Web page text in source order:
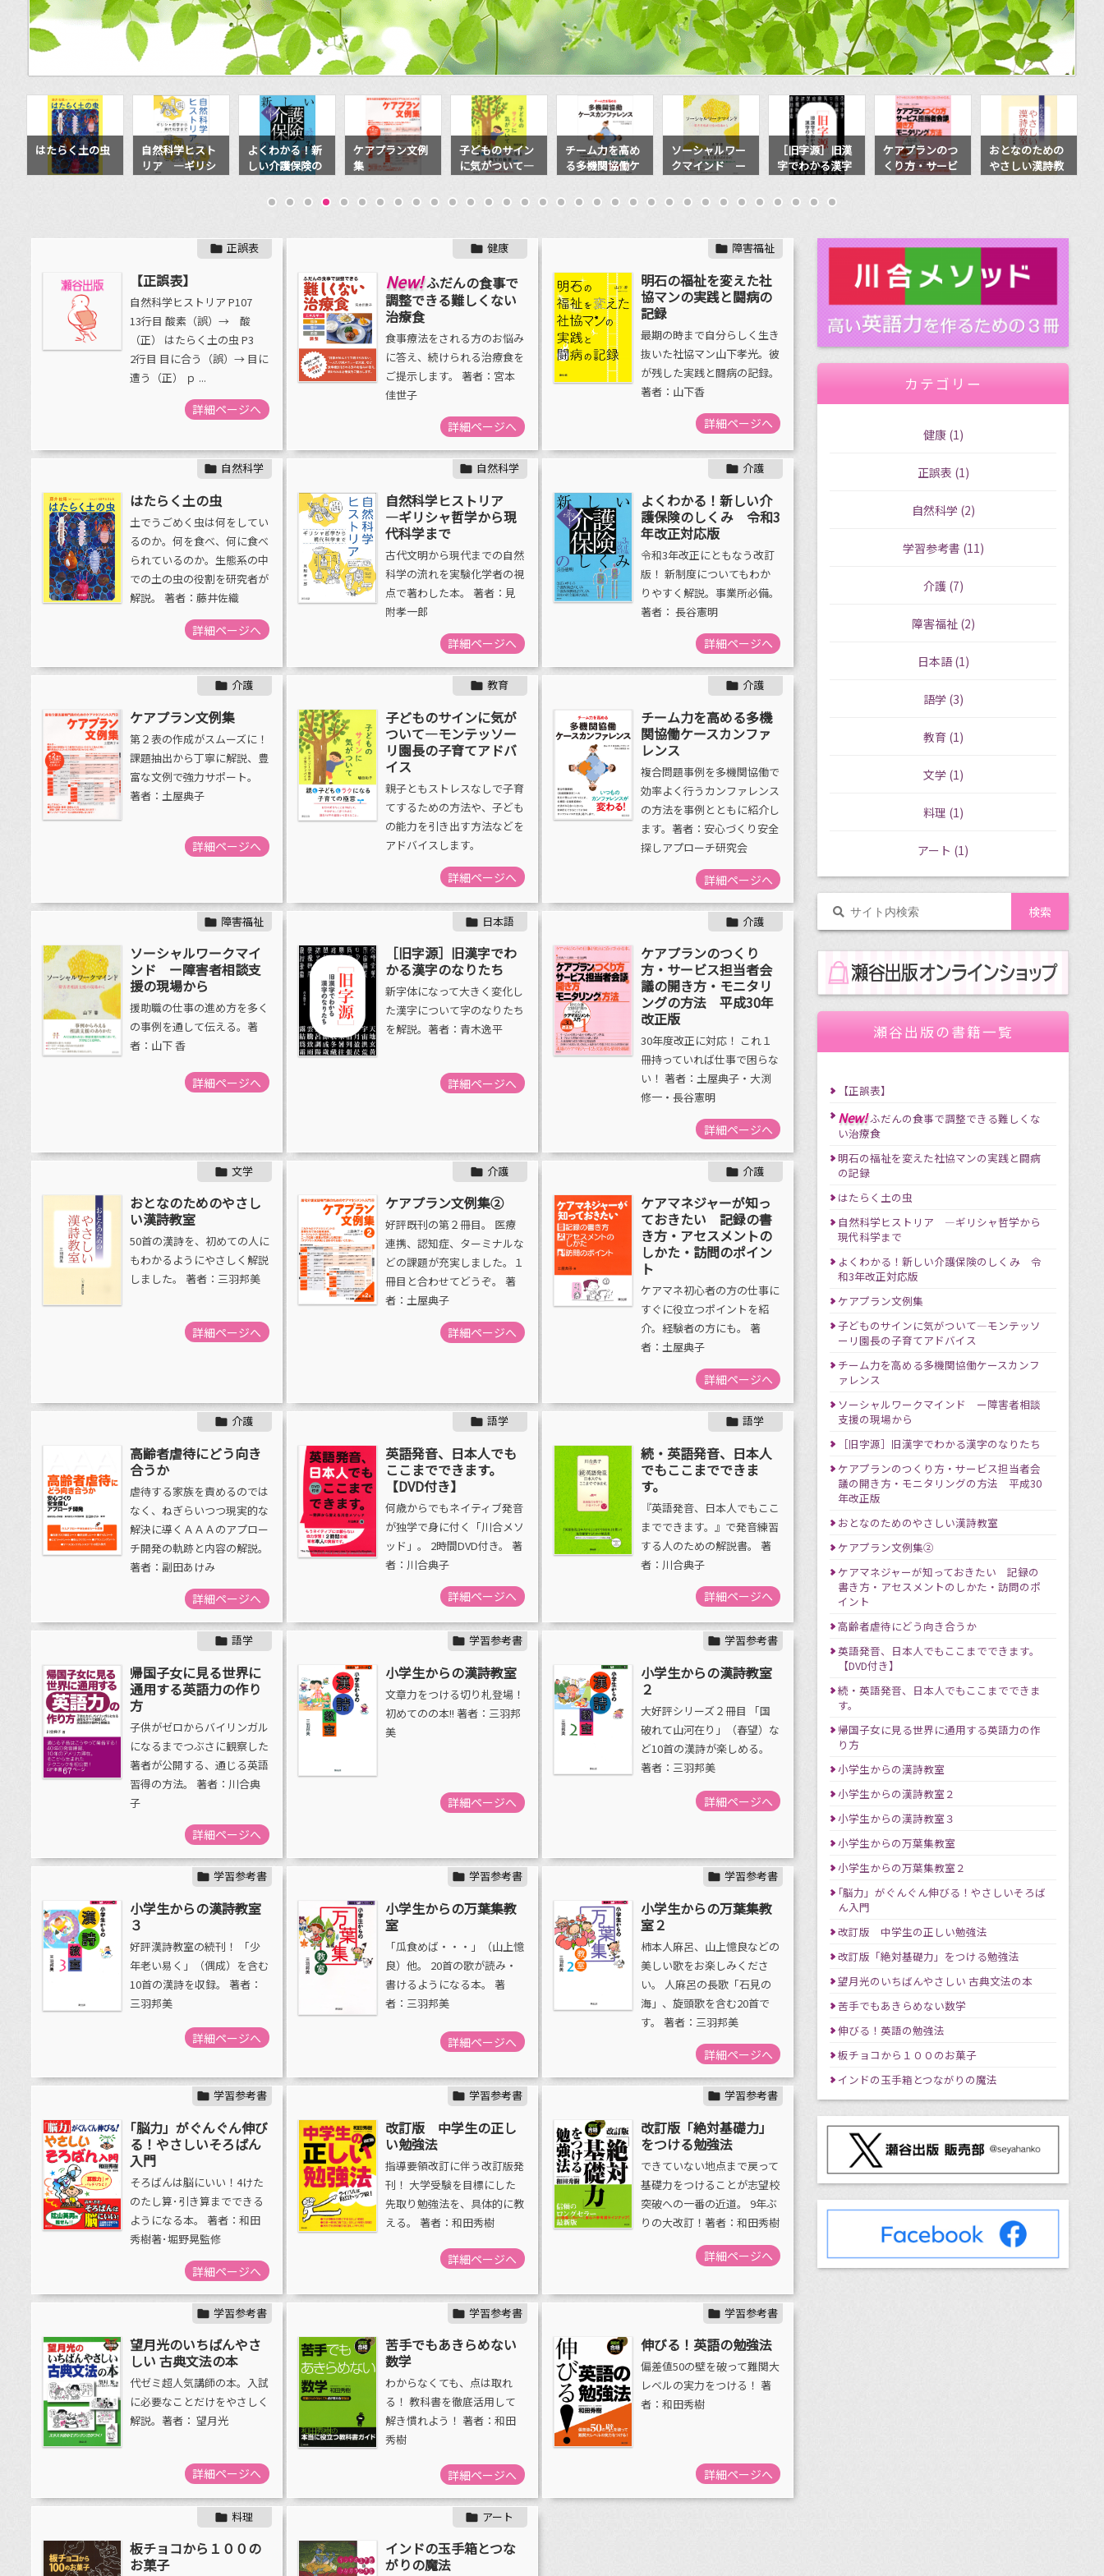
自然科学ヒスト
リア ―ギリシ
よくわかる！新
しい介護保険の
ケアプラン文例
集
子どものサイン
に気がついて―
園長の子育てア
ドバイス
チーム力を高め
る多機関協働ケ
ンス
ソーシャルワー
クマインド ー
の現場から
［旧字源］旧漢
字でわかる漢字
ケアプランのつ
くり方・サービ
開き方・モニタ
リングの方法
おとなのための
やさしい漢詩教
ケアプラン文例
集②
 正誤表
【正誤表】
自然科学ヒストリア P107
13行目 酸素（誤）→ 酸
（正） はたらく土の虫 P3
2行目 目に合う（誤）→ 目に
遭う（正） ｐ ...
詳細ページへ
 健康
New!ふだんの食事で
調整できる難しくない
治療食
食事療法をされる方のお悩み
に答え、続けられる治療食を
ご提示します。 著者：宮本
佳世子
詳細ページへ
 障害福祉
明石の福祉を変えた社
協マンの実践と闘病の
記録
最期の時まで自分らしく生き
抜いた社協マン山下孝光。彼
が残した実践と闘病の記録。
著者：山下香
詳細ページへ
 自然科学
はたらく土の虫
土でうごめく虫は何をしてい
るのか。何を食べ、何に食べ
られているのか。生態系の中
での土の虫の役割を研究者が
解説。 著者：藤井佐織
詳細ページへ
 自然科学
自然科学ヒストリア
―ギリシャ哲学から現
代科学まで
古代文明から現代までの自然
科学の流れを実験化学者の視
点で著わした本。 著者：見
附孝一郎
詳細ページへ
 介護
よくわかる！新しい介
護保険のしくみ 令和3
年改正対応版
令和3年改正にともなう改訂
版！ 新制度についてもわか
りやすく解説。事業所必備。
著者： 長谷憲明
詳細ページへ
 介護
ケアプラン文例集
第２表の作成がスムーズに！
課題抽出から丁寧に解説、豊
富な文例で強力サポート。
著者：土屋典子
詳細ページへ
 教育
子どものサインに気が
ついて―モンテッソー
リ園長の子育てアドバ
イス
親子ともストレスなしで子育
てするための方法や、子ども
の能力を引き出す方法などを
アドバイスします。
詳細ページへ
 介護
チーム力を高める多機
関協働ケースカンファ
レンス
複合問題事例を多機関協働で
効率よく行うカンファレンス
の方法を事例とともに紹介し
ます。著者：安心づくり安全
探しアプローチ研究会
詳細ページへ
 障害福祉
ソーシャルワークマイ
ンド ー障害者相談支
援の現場から
援助職の仕事の進め方を多く
の事例を通して伝える。著
者：山下 香
詳細ページへ
 日本語
［旧字源］旧漢字でわ
かる漢字のなりたち
新字体になって大きく変化し
た漢字について字のなりたち
を解説。著者：青木逸平
詳細ページへ
 介護
ケアプランのつくり
方・サービス担当者会
議の開き方・モニタリ
ングの方法 平成30年
改正版
30年度改正に対応！ これ１
冊持っていれば仕事で困らな
い！ 著者：土屋典子・大渕
修一・長谷憲明
詳細ページへ
 文学
おとなのためのやさし
い漢詩教室
50首の漢詩を、初めての人に
もわかるようにやさしく解説
しました。 著者：三羽邦美
詳細ページへ
 介護
ケアプラン文例集②
好評既刊の第２冊目。 医療
連携、認知症、ターミナルな
どの課題が充実しました。１
冊目と合わせてどうぞ。 著
者：土屋典子
詳細ページへ
 介護
ケアマネジャーが知っ
ておきたい 記録の書
き方・アセスメントの
しかた・訪問のポイン
ト
ケアマネ初心者の方の仕事に
すぐに役立つポイントを紹
介。経験者の方にも。 著
者：土屋典子
詳細ページへ
 介護
高齢者虐待にどう向き
合うか
虐待する家族を責めるのでは
なく、ねぎらいつつ現実的な
解決に導くＡＡＡのアプロー
チ開発の軌跡と内容の解説。
著者：副田あけみ
詳細ページへ
 語学
英語発音、日本人でも
ここまでできます。
【DVD付き】
何歳からでもネイティブ発音
が独学で身に付く「川合メソ
ッド」。 2時間DVD付き。 著
者：川合典子
詳細ページへ
 語学
続・英語発音、日本人
でもここまでできま
す。
『英語発音、日本人でもここ
までできます。』で発音練習
する人のための解説書。 著
者：川合典子
詳細ページへ
 語学
帰国子女に見る世界に
通用する英語力の作り
方
子供がゼロからバイリンガル
になるまでつぶさに観察した
著者が公開する、通じる英語
習得の方法。 著者：川合典
子
詳細ページへ
 学習参考書
小学生からの漢詩教室
文章力をつける切り札登場！
初めてのの本!! 著者：三羽邦
美
詳細ページへ
 学習参考書
小学生からの漢詩教室
２
大好評シリーズ２冊目 「国
破れて山河在り」（春望）な
ど10首の漢詩が楽しめる。
著者：三羽邦美
詳細ページへ
 学習参考書
小学生からの漢詩教室
３
好評漢詩教室の続刊！ 「少
年老い易く」（偶成）を含む
10首の漢詩を収録。 著者：
三羽邦美
詳細ページへ
 学習参考書
小学生からの万葉集教
室
「瓜食めば・・・」（山上憶
良）他。 20首の歌が読み・
書けるようになる本。 著
者：三羽邦美
詳細ページへ
 学習参考書
小学生からの万葉集教
室２
柿本人麻呂、山上憶良などの
美しい歌をお楽しみくださ
い。 人麻呂の長歌「石見の
海」、旋頭歌を含む20首で
す。 著者：三羽邦美
詳細ページへ
 学習参考書
｢脳力」がぐんぐん伸び
る！やさしいそろばん
入門
そろばんは脳にいい！4けた
のたし算･引き算までできる
ようになる本。 著者：和田
秀樹著･堀野晃監修
詳細ページへ
 学習参考書
改訂版 中学生の正し
い勉強法
指導要領改訂に伴う改訂版発
刊！ 大学受験を目標にした
先取り勉強法を、具体的に教
える。 著者：和田秀樹
詳細ページへ
 学習参考書
改訂版「絶対基礎力」
をつける勉強法
できていない地点まで戻って
基礎力をつけることが志望校
突破への一番の近道。 9年ぶ
りの大改訂！著者：和田秀樹
詳細ページへ
 学習参考書
望月光のいちばんやさ
しい 古典文法の本
代ゼミ超人気講師の本。入試
に必要なことだけをやさしく
解説。著者： 望月光
詳細ページへ
 学習参考書
苦手でもあきらめない
数学
わからなくても、点は取れ
る！ 教科書を徹底活用して
解き慣れよう！ 著者：和田
秀樹
詳細ページへ
 学習参考書
伸びる！英語の勉強法
偏差値50の壁を破って難関大
レベルの実力をつける！ 著
者：和田秀樹
詳細ページへ
 料理
板チョコから１００の
お菓子
 アート
インドの玉手箱とつな
がりの魔法
カテゴリー
健康 (1)
正誤表 (1)
自然科学 (2)
学習参考書 (11)
介護 (7)
障害福祉 (2)
日本語(1)
語学 (3)
教育 (1)
文学 (1)
料理 (1)
アート (1)
瀬谷出版の書籍一覧
【正誤表】
New!ふだんの食事で調整できる難しくな
い治療食
明石の福祉を変えた社協マンの実践と闘病
の記録
はたらく土の虫
自然科学ヒストリア ―ギリシャ哲学から
現代科学まで
よくわかる！新しい介護保険のしくみ 令
和3年改正対応版
ケアプラン文例集
子どものサインに気がついて―モンテッソ
ーリ園長の子育てアドバイス
チーム力を高める多機関協働ケースカンフ
ァレンス
ソーシャルワークマインド ー障害者相談
支援の現場から
［旧字源］旧漢字でわかる漢字のなりたち
ケアプランのつくり方・サービス担当者会
議の開き方・モニタリングの方法 平成30
年改正版
おとなのためのやさしい漢詩教室
ケアプラン文例集②
ケアマネジャーが知っておきたい 記録の
書き方・アセスメントのしかた・訪問のポ
イント
高齢者虐待にどう向き合うか
英語発音、日本人でもここまでできます。
【DVD付き】
続・英語発音、日本人でもここまでできま
す。
帰国子女に見る世界に通用する英語力の作
り方
小学生からの漢詩教室
小学生からの漢詩教室２
小学生からの漢詩教室３
小学生からの万葉集教室
小学生からの万葉集教室２
｢脳力」がぐんぐん伸びる！やさしいそろば
ん入門
改訂版 中学生の正しい勉強法
改訂版「絶対基礎力」をつける勉強法
望月光のいちばんやさしい 古典文法の本
苦手でもあきらめない数学
伸びる！英語の勉強法
板チョコから１００のお菓子
インドの玉手箱とつながりの魔法